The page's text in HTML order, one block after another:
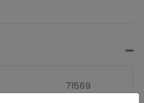
71569